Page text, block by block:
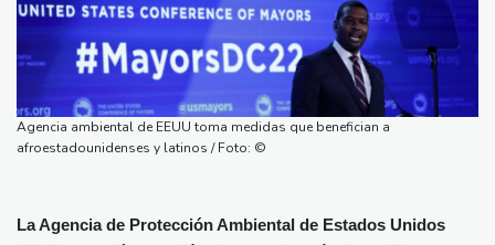
Bueno Aires
32 °C
Punta Arena
31 °C
Montevideo
11 °C Panama
30 °C
San Salvador
32 °C Oaxaca
21 °C
Jamaica
30 °C Aruba
29 °C
Málaga
33 °C Murcia
36 °C
España amenaza a Italia con "medidas" si no pone fin a los
controles en la frontera
Notre-Dame, Campos Elíseos y víctimas de abusos: la agenda del
papa en Francia
El desempleo en Francia sube al 8,3%, su nivel más alto desde la
Agencia ambiental de EEUU toma medidas que benefician a
afroestadounidenses y latinos / Foto: ©
La Agencia de Protección Ambiental de Estados Unidos